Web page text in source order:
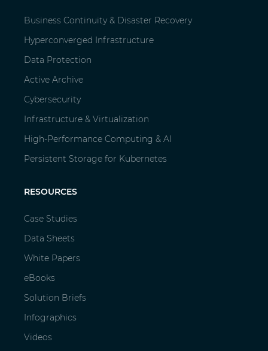
Business Continuity & Disaster Recovery
Hyperconverged Infrastructure
Data Protection
Active Archive
Cybersecurity
Infrastructure & Virtualization
High-Performance Computing & AI
Persistent Storage for Kubernetes
RESOURCES
Case Studies
Data Sheets
White Papers
eBooks
Solution Briefs
Infographics
Videos